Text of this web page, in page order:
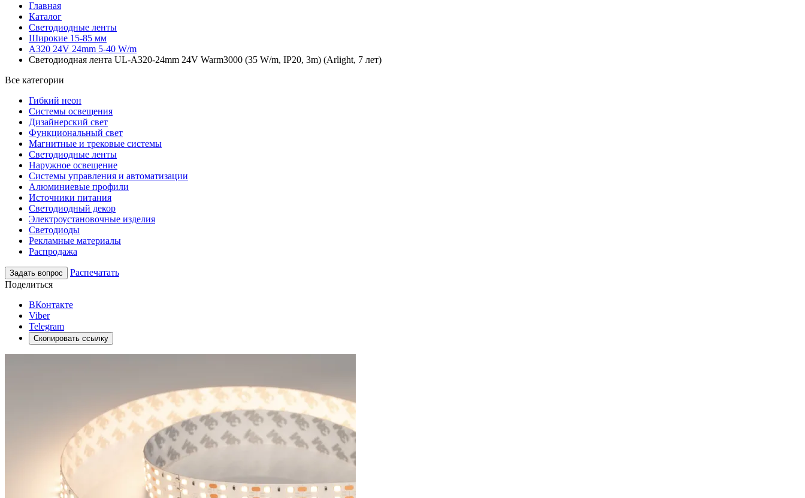
Главная
Каталог
Светодиодные ленты
Широкие 15-85 мм
A320 24V 24mm 5-40 W/m
Светодиодная лента UL-A320-24mm 24V Warm3000 (35 W/m, IP20, 3m) (Arlight, 7 лет)
Все категории
Гибкий неон
Системы освещения
Дизайнерский свет
Функциональный свет
Магнитные и трековые системы
Светодиодные ленты
Наружное освещение
Системы управления и автоматизации
Алюминиевые профили
Источники питания
Светодиодный декор
Электроустановочные изделия
Светодиоды
Рекламные материалы
Распродажа
Задать вопрос
Распечатать
Поделиться
ВКонтакте
Viber
Telegram
Скопировать ссылку